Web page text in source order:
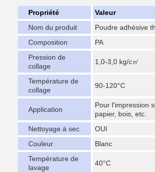
Propriété
Valeur
Nom du produit
Poudre adhésive
Composition
PA
Pression de
collage
1,0-3,0 kg/c㎡
Température de
collage
90-120°C
Application
Pour l'impression
papier, bois, etc.
Nettoyage à sec
OUI
Couleur
Blanc
Température de
lavage
40°C